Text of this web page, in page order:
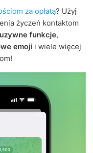
za opłatą? Użyj
życzeń kontaktom
funkcje,
emoji i wiele więcej